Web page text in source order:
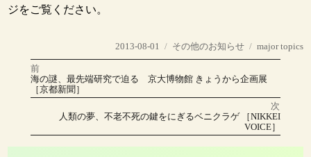
ジをご覧ください。
投
稿
日:
2013-08-01
カ
テ
ゴ
その他のお知らせ
タ
グ
major topics
投
稿
ビ
前
前
の
投
海の謎、最先端研究で迫る 京大博物館 きょうから企画展
［京都新聞］
次
人類の夢、不老不死の鍵をにぎるベニクラゲ ［NIKKEI
VOICE］